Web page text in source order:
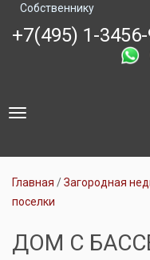
Собственнику
+7(495) 1-
Toggle
Главная Загородная
поселки
ДОМ С